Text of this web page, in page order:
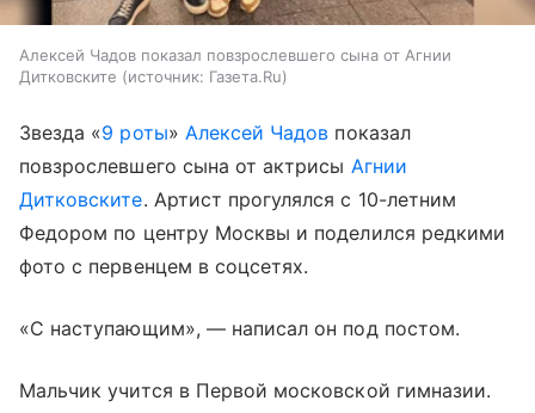
Алексей Чадов показал повзрослевшего сына от Агнии
Дитковските
источник: Газета.Ru
Звезда «9 роты» Алексей Чадов показал
повзрослевшего сына от актрисы Агнии
Дитковските. Артист прогулялся с 10-летним
Федором по центру Москвы и поделился редкими
фото с первенцем в соцсетях.
«С наступающим», — написал он под постом.
Мальчик учится в Первой московской гимназии.